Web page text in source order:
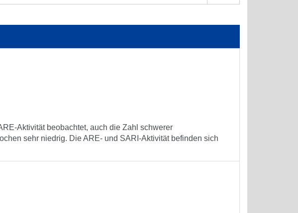
Aktivität beobachtet, auch die Zahl schwerer
sehr niedrig. Die ARE- und SARI-Aktivität befinden sich